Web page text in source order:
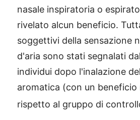
nasale inspiratoria o
rivelato alcun beneficio.
soggettivi della sensazione
d'aria sono stati segnalati
individui dopo l'inalazione
aromatica (con un
rispetto al gruppo di